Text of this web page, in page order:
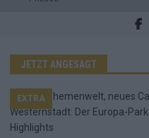
JETZT ANGESAGT
EXTRA